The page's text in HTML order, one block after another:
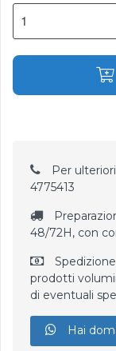
Per
4775413
48/72H, con
prodotti
di eventuali
Hai